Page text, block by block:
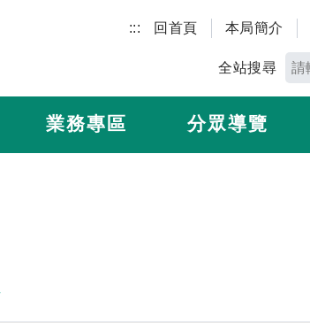
::: 回首頁 本局簡介
全站搜尋
業務專區 分眾導覽